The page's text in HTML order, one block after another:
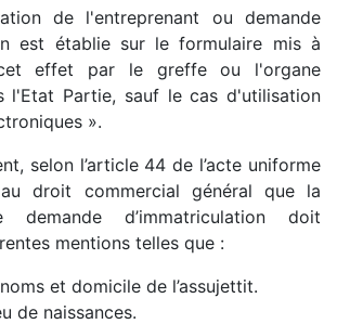
de l'entreprenant ou demande
est établie sur le formulaire mis à
effet par le greffe ou l'organe
l'Etat Partie, sauf le cas d'utilisation
».
selon l’article 44 de l’acte uniforme
droit commercial général que la
demande d’immatriculation doit
mentions telles que :
et domicile de l’assujettit.
de naissances.